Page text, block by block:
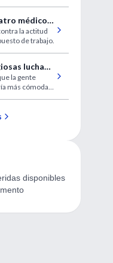
médicos
guardia
la actitud
de trabajo.
luchan
contra la
la gente
más cómoda
luchan
disponibles